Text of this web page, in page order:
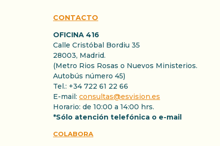
CONTACTO
OFICINA 416
Calle Cristóbal Bordiu 35
28003, Madrid.
(Metro Rios Rosas o Nuevos Ministerios.
Autobús número 45)
Tel.: +34 722 61 22 66
E-mail: consultas@esvision.es
Horario: de 10:00 a 14:00 hrs.
*Sólo atención telefónica o e-mail
COLABORA